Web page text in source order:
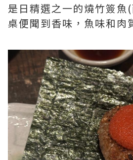
是日精選之一的燒竹簽魚
桌便聞到香味，魚味和肉